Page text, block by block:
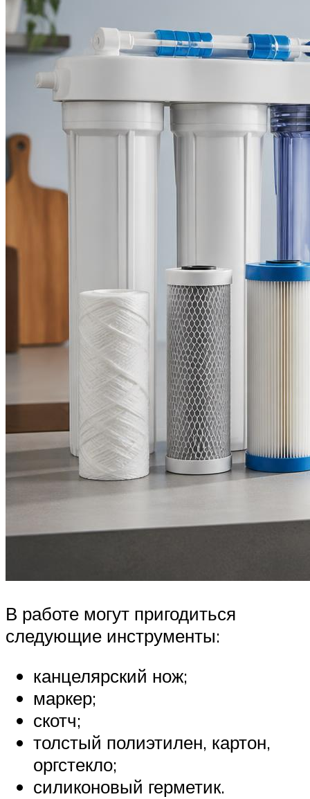
В работе могут пригодиться
следующие инструменты:
канцелярский нож;
маркер;
скотч;
толстый полиэтилен, картон,
оргстекло;
силиконовый герметик.